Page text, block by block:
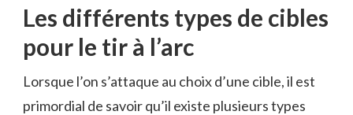
Les différents types de cibles
pour le tir à l’arc
Lorsque l’on s’attaque au choix d’une cible, il est
primordial de savoir qu’il existe plusieurs types